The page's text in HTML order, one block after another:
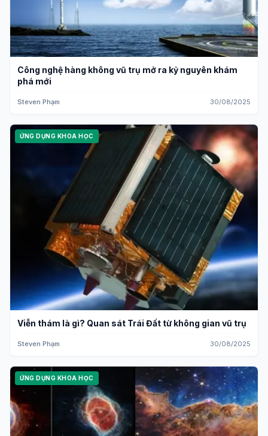
Công nghệ hàng không vũ trụ mở ra kỷ nguyên khám
phá mới
Steven Phạm 30/08/2025
ỨNG DỤNG KHOA HỌC
Viễn thám là gì? Quan sát Trái Đất từ không gian vũ trụ
Steven Phạm 30/08/2025
ỨNG DỤNG KHOA HỌC